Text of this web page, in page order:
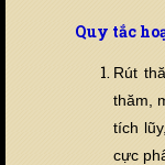
Quy tắc
Rút
thăm,
tích
cực